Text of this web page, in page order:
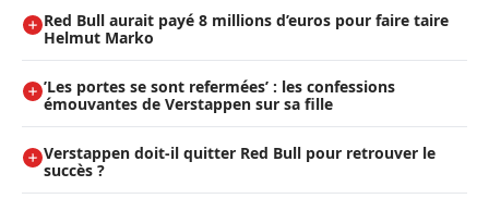
Red Bull aurait payé 8 millions d’euros pour faire taire
Helmut Marko
’Les portes se sont refermées’ : les confessions
émouvantes de Verstappen sur sa fille
Verstappen doit-il quitter Red Bull pour retrouver le
succès ?